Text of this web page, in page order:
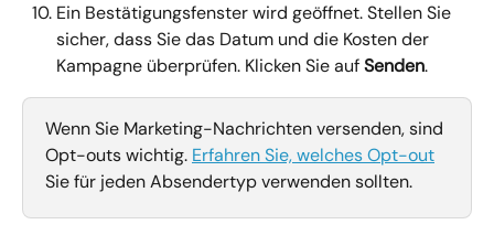
Ein Bestätigungsfenster wird geöffnet. Stellen Sie
sicher, dass Sie das Datum und die Kosten der
Kampagne überprüfen. Klicken Sie auf Senden.
Wenn Sie Marketing-Nachrichten versenden, sind
Opt-outs wichtig. Erfahren Sie, welches Opt-out
Sie für jeden Absendertyp verwenden sollten.